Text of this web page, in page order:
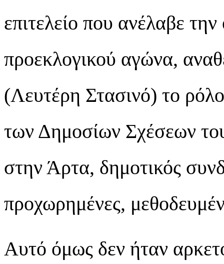
επιτελείο που ανέλαβε
προεκλογικού αγώνα,
(Λευτέρη Στασινό) το
των Δημοσίων Σχέσεων
στην Άρτα, δημοτικός
προχωρημένες,
Αυτό όμως δεν ήταν